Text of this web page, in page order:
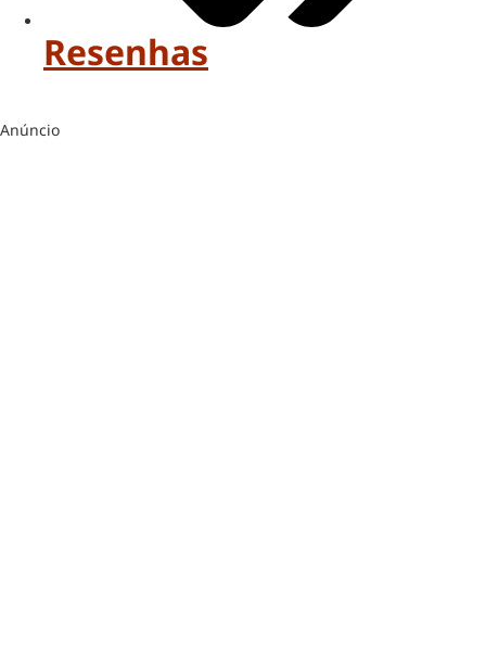
Resenhas
Anúncio